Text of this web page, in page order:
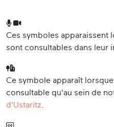
Ces symboles apparaissent
sont consultables dans leur
Ce symbole apparaît
consultable qu'au sein de
d'Ustaritz